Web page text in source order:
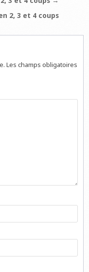
2, 3 et 4 coups
Les champs obligatoires